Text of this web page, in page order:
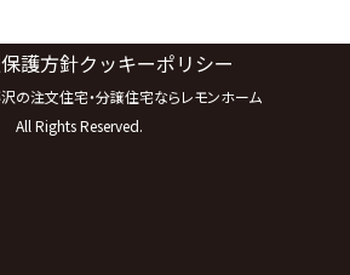
護方針クッキーポリシー
沢の注文住宅・分譲住宅ならレモンホーム
All Rights Reserved.